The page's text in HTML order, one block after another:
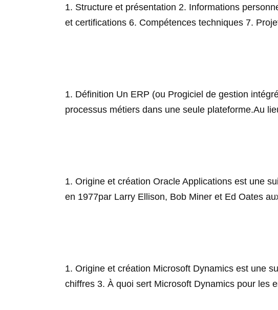
1. Structure et présentation 2. Informations
et certifications 6. Compétences techniques 7.
1. Définition Un ERP (ou Progiciel de gestion
processus métiers dans une seule plateforme.Au
1. Origine et création Oracle Applications est une
en 1977par Larry Ellison, Bob Miner et Ed Oates
1. Origine et création Microsoft Dynamics est une
chiffres 3. À quoi sert Microsoft Dynamics pour les